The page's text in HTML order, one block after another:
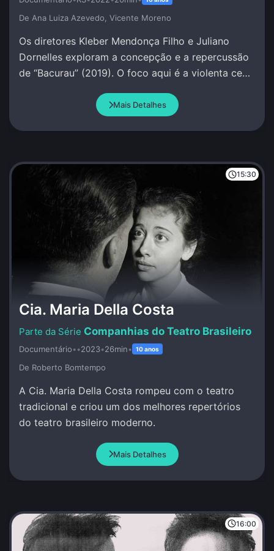
De Ana Luiza Azevedo, Vicente Moreno
Os diretores Kleber Mendonça Filho e Juliano
Dornelles exploram a concepção e a repercussão
de “Bacurau” (2019). O foco aqui é a violenta cena
Mais Detalhes
15:30
Cia. Maria Della Costa
Companhias do Teatro Brasileiro
Documentário••2023•26min• 10 anos
De Roberto Bomtempo
A Cia. Maria Della Costa rompeu com o teatro
tradicional e criou um dos melhores repertórios
do teatro brasileiro moderno.
Mais Detalhes
16:00